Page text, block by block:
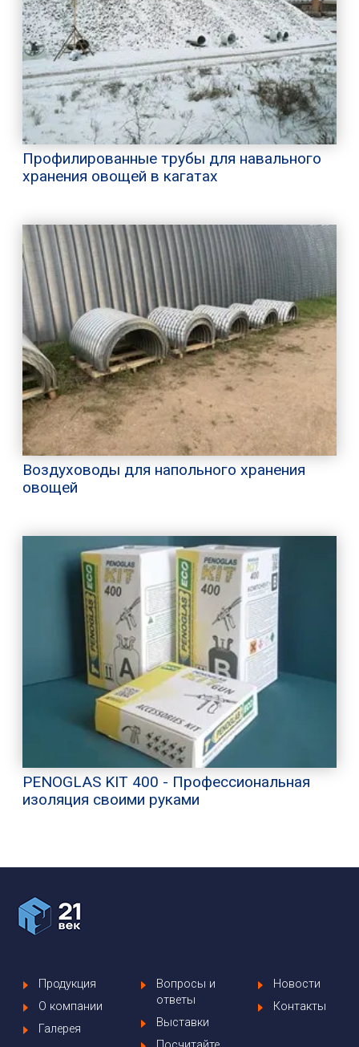
Профилированные трубы для навального
хранения овощей в кагатах
Воздуховоды для напольного хранения
овощей
PENOGLAS KIT 400 - Профессиональная
изоляция своими руками
Продукция
О компании
Галерея
Вопросы и
ответы
Выставки
Новости
Контакты